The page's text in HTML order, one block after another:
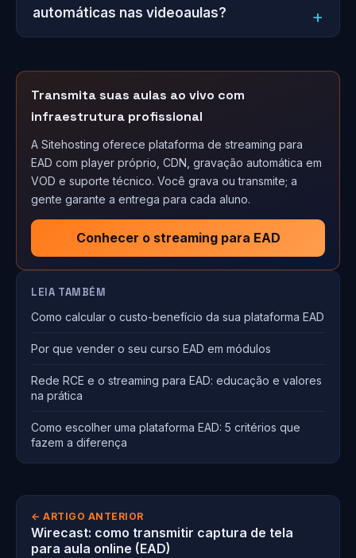
automáticas nas videoaulas?
Transmita suas aulas ao vivo com
infraestrutura profissional
A Sitehosting oferece plataforma de streaming para
EAD com player próprio, CDN, gravação automática em
VOD e suporte técnico. Você grava ou transmite; a
gente garante a entrega para cada aluno.
Conhecer o streaming para EAD
LEIA TAMBÉM
Como calcular o custo-benefício da sua plataforma EAD
Por que vender o seu curso EAD em módulos
Rede RCE e o streaming para EAD: educação e valores
na prática
Como escolher uma plataforma EAD: 5 critérios que
fazem a diferença
← ARTIGO ANTERIOR
Wirecast: como transmitir captura de tela
para aula online (EAD)